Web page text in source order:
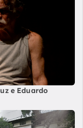
e Eduardo